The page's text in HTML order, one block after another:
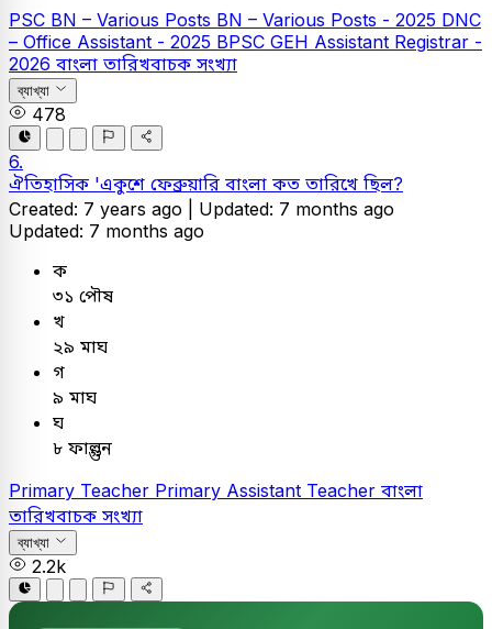
PSC BN – Various Posts BN – Various Posts - 2025 DNC
– Office Assistant - 2025 BPSC GEH Assistant Registrar -
2026 বাংলা তারিখবাচক সংখ্যা
ব্যাখ্যা
478
6.
ঐতিহাসিক 'একুশে ফেব্রুয়ারি বাংলা কত তারিখে ছিল?
Created: 7 years ago | Updated: 7 months ago
Updated: 7 months ago
ক
৩১ পৌষ
খ
২৯ মাঘ
গ
৯ মাঘ
ঘ
৮ ফাল্গুন
Primary Teacher Primary Assistant Teacher বাংলা
তারিখবাচক সংখ্যা
ব্যাখ্যা
2.2k